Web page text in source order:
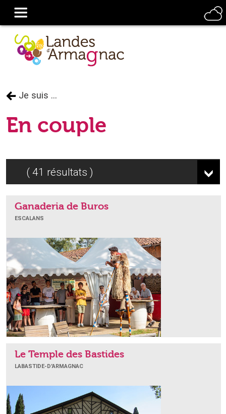
Je suis ...
En couple
41 résultats
Ganaderia de Buros
ESCALANS
Le Temple des Bastides
LABASTIDE-D'ARMAGNAC